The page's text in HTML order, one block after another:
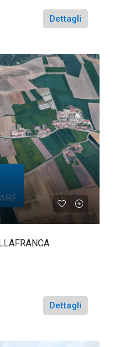
Dettagli
Dettagli